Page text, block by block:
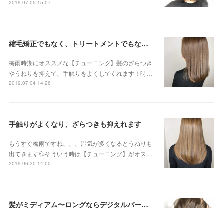
2019.07.05 15:07
縮毛矯正でもなく、トリートメントでもない 新感覚のストリートメントです😊
梅雨時期にオススメな【チューニング】髪のざらつき
やうねりを抑えて、手触りをよくしてくれます！時…
2019.07.04 14:26
手触りがよくなり、ざらつきも抑えれます
もうすぐ梅雨ですね、、、湿気が多くなるとうねりも
出てきます💦そういう時は【チューニング】がオス…
2019.06.20 14:00
髪がミディアム〜ロングならデジタルパーマがオススメです！！